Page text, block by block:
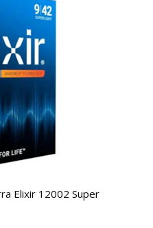
Elixir 12002 Super